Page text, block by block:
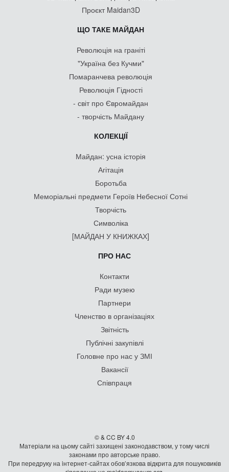
Проєкт Maidan3D
ЩО ТАКЕ МАЙДАН
Революція на граніті
"Україна без Кучми"
Помаранчева революція
Революція Гідності
- світ про Євромайдан
- творчість Майдану
КОЛЕКЦІЇ
Майдан: усна історія
Агітація
Боротьба
Меморіальні предмети Героїв Небесної Сотні
Творчість
Символіка
[МАЙДАН У КНИЖКАХ]
ПРО НАС
Контакти
Ради музею
Партнери
Членство в організаціях
Звітність
Публічні закупівлі
Головне про нас у ЗМІ
Вакансії
Співпраця
© & CC BY 4.0
Матеріали на цьому сайті захищені законодавством, у тому числі
законами про авторське право.
При передруку на iнтернет-сайтах обов’язкова відкрита для пошуковиків